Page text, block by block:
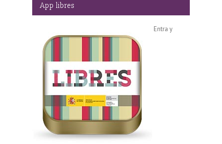
App libres
Entra y